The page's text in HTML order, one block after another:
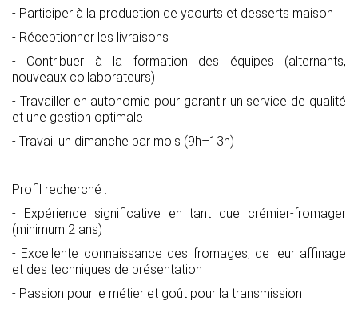
- Participer à la production de yaourts et desserts maison
- Réceptionner les livraisons
- Contribuer à la formation des équipes (alternants,
nouveaux collaborateurs)
- Travailler en autonomie pour garantir un service de qualité
et une gestion optimale
- Travail un dimanche par mois (9h–13h)
Profil recherché :
- Expérience significative en tant que crémier-fromager
(minimum 2 ans)
- Excellente connaissance des fromages, de leur affinage
et des techniques de présentation
- Passion pour le métier et goût pour la transmission